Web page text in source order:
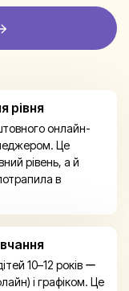
рівня
онлайн-
Це
рівень, а й
в
10–12 років ー
і графіком. Це